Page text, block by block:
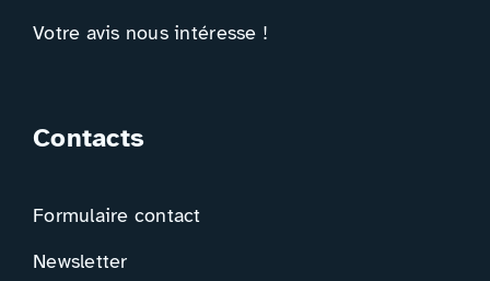
Votre avis nous intéresse !
Contacts
Formulaire contact
Newsletter